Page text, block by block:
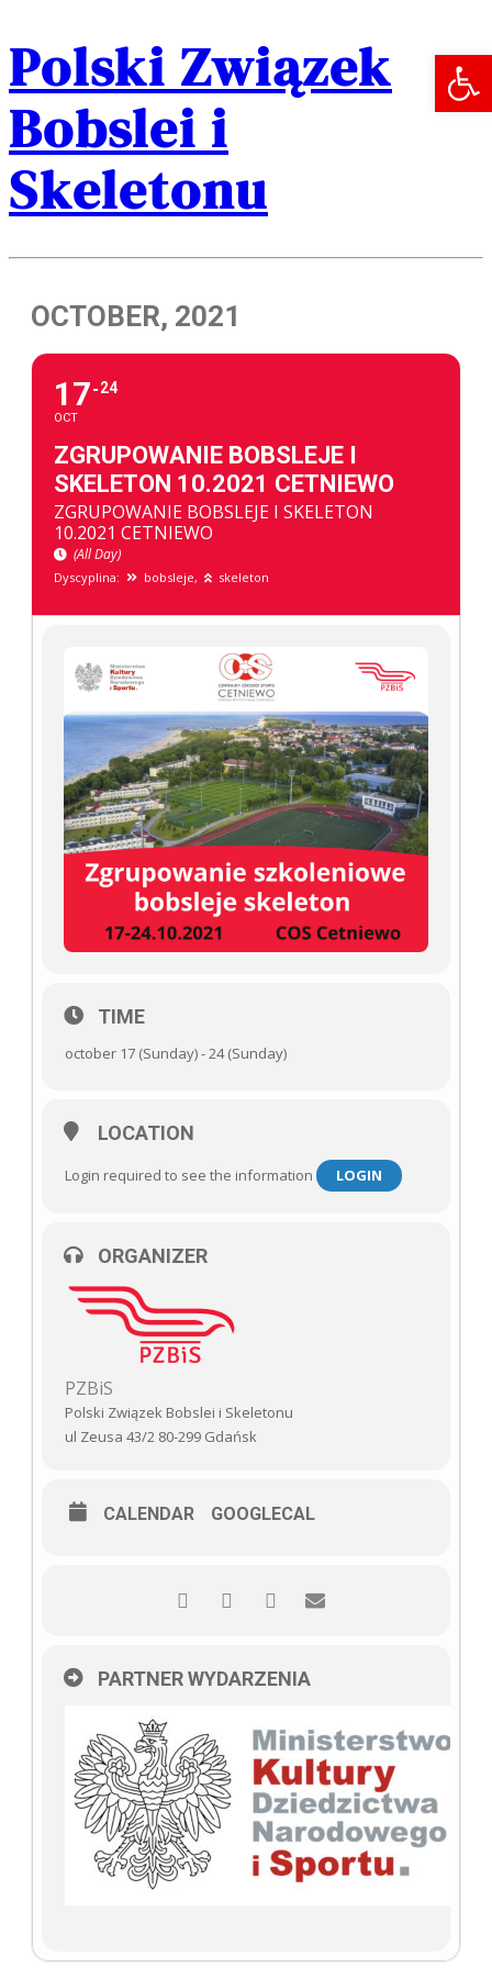
Polski Związek
Bobslei i
Skeletonu
OCTOBER, 2021
17
OCT
24
ZGRUPOWANIE BOBSLEJE I
SKELETON 10.2021 CETNIEWO
ZGRUPOWANIE BOBSLEJE I SKELETON
10.2021 CETNIEWO
(All Day)
Dyscyplina: bobsleje, skeleton
TIME
october 17 (Sunday) - 24 (Sunday)
LOCATION
Login required to see the information LOGIN
ORGANIZER
PZBiS
Polski Związek Bobslei i Skeletonu
ul Zeusa 43/2 80-299 Gdańsk
CALENDAR GOOGLECAL
PARTNER WYDARZENIA